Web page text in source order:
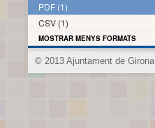
PDF (1)
CSV (1)
MOSTRAR MENYS FORMATS
© 2013 Ajuntament de Girona